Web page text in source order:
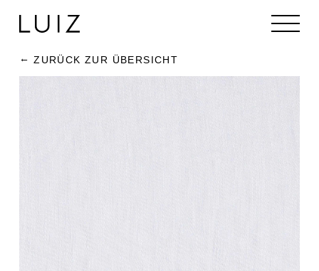
ZURÜCK ZUR ÜBERSICHT